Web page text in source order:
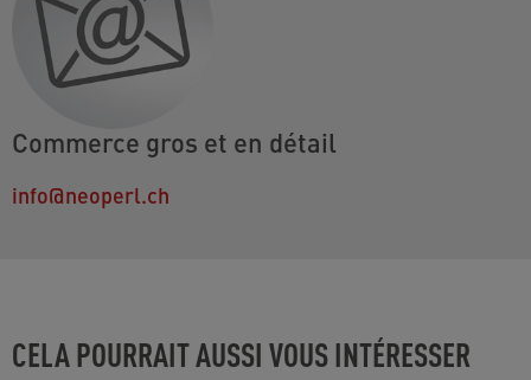
Commerce gros et en détail
info@neoperl.ch
CELA POURRAIT AUSSI VOUS INTÉRESSER